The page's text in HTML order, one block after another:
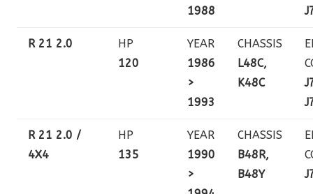
1988
R 21 2.0
HP
120
YEAR
1986
>
1993
CHASSIS
L48C,
K48C
R 21 2.0 /
4X4
HP
135
YEAR
1990
>
CHASSIS
B48R,
B48Y